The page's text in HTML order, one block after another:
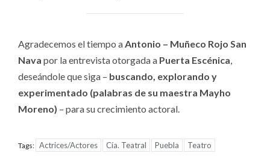
Agradecemos el tiempo aAntonio – Muñeco Rojo San
Nava por la entrevista otorgada a Puerta Escénica,
deseándole que siga – buscando, explorando y
experimentado (palabras de su maestra Mayho
Moreno) – para su crecimiento actoral.
Tags: Actrices/Actores Cía. Teatral Puebla Teatro